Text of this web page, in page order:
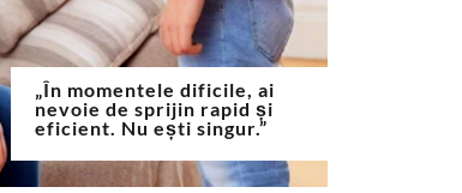
„În momentele dificile, ai
nevoie de sprijin rapid și
eficient. Nu ești singur.”